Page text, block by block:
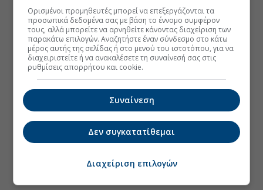
Ορισμένοι προμηθευτές μπορεί να επεξεργάζονται τα
προσωπικά δεδομένα σας με βάση το έννομο συμφέρον
τους, αλλά μπορείτε να αρνηθείτε κάνοντας διαχείριση των
παρακάτω επιλογών. Αναζητήστε έναν σύνδεσμο στο κάτω
μέρος αυτής της σελίδας ή στο μενού του ιστοτόπου, για να
διαχειριστείτε ή να ανακαλέσετε τη συναίνεσή σας στις
ρυθμίσεις απορρήτου και cookie.
Συναίνεση
Δεν συγκατατίθεμαι
Διαχείριση επιλογών